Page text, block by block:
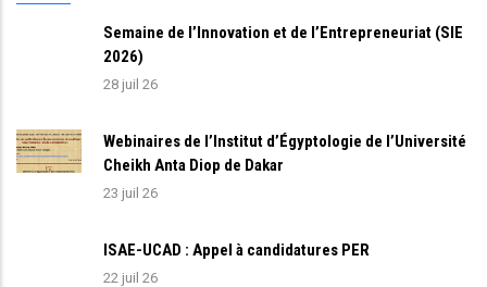
Semaine de l’Innovation et de l’Entrepreneuriat (SIE
2026)
28 juil 26
Webinaires de l’Institut d’Égyptologie de l’Université
Cheikh Anta Diop de Dakar
23 juil 26
ISAE-UCAD : Appel à candidatures PER
22 juil 26